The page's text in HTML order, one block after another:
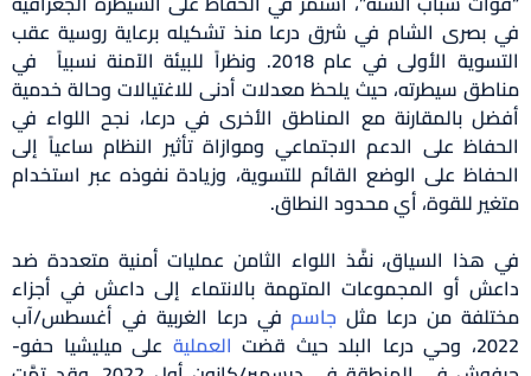
الشام في شرق درعا منذ تشكيله برعاية روسية عقب
التسوية الأولى في عام 2018. ونظراً للبيئة الآمنة نسبياً في
سيطرته، حيث يلحظ معدلات أدنى للاغتيالات وحالة خدمية
بالمقارنة مع المناطق الأخرى في درعا، نجح اللواء في
على الدعم الاجتماعي وموازاة تأثير النظام ساعياً إلى
على الوضع القائم للتسوية، وزيادة نفوذه عبر استخدام
للقوة، أي محدود النطاق.
السياق، نفَّذ اللواء الثامن عمليات أمنية متعددة ضد
أو المجموعات المتهمة بالانتماء إلى داعش في أجزاء
من درعا مثلجاسمفي درعا الغربية في أغسطس/آب
حيث قضت
العمليةعلى ميليشيا حفو-